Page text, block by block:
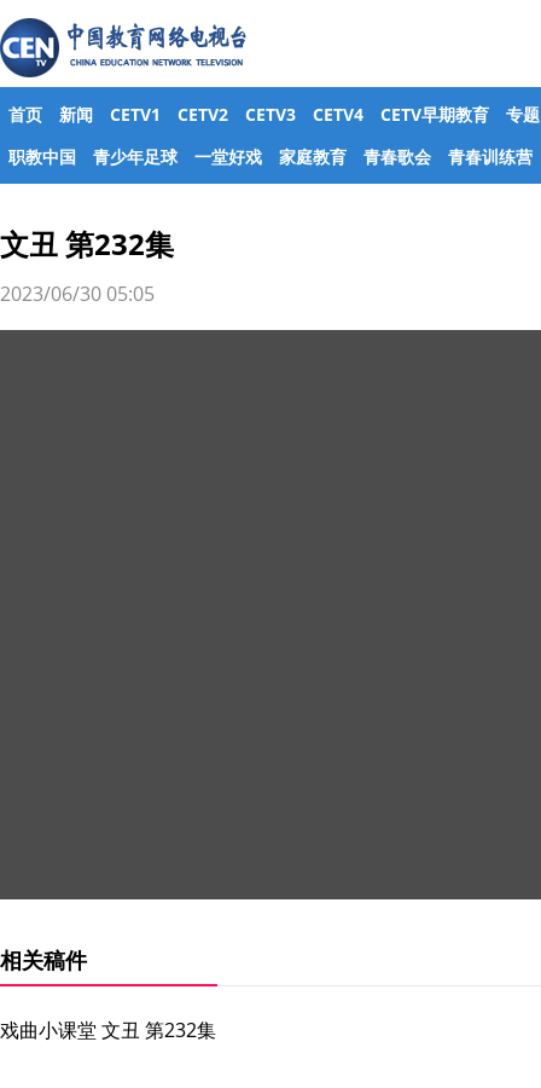
首页 新闻 CETV1 CETV2 CETV3 CETV4 CETV早期教育
专题
职教中国
青少年足球 一堂好戏 家庭教育 青春歌会 青春训练营
文丑 第232集
2023/06/30 05:05
相关稿件
戏曲小课堂 文丑 第232集